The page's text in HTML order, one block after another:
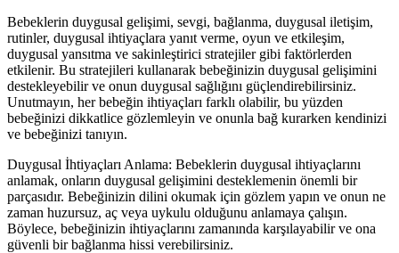
Bebeklerin duygusal gelişimi, sevgi, bağlanma, duygusal iletişim,
rutinler, duygusal ihtiyaçlara yanıt verme, oyun ve etkileşim,
duygusal yansıtma ve sakinleştirici stratejiler gibi faktörlerden
etkilenir. Bu stratejileri kullanarak bebeğinizin duygusal gelişimini
destekleyebilir ve onun duygusal sağlığını güçlendirebilirsiniz.
Unutmayın, her bebeğin ihtiyaçları farklı olabilir, bu yüzden
bebeğinizi dikkatlice gözlemleyin ve onunla bağ kurarken kendinizi
ve bebeğinizi tanıyın.
Duygusal İhtiyaçları Anlama: Bebeklerin duygusal ihtiyaçlarını
anlamak, onların duygusal gelişimini desteklemenin önemli bir
parçasıdır. Bebeğinizin dilini okumak için gözlem yapın ve onun ne
zaman huzursuz, aç veya uykulu olduğunu anlamaya çalışın.
Böylece, bebeğinizin ihtiyaçlarını zamanında karşılayabilir ve ona
güvenli bir bağlanma hissi verebilirsiniz.